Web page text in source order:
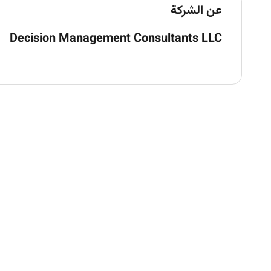
Product & Proposition Management:
operational strategy business objectives
structured research and internal feedback
عن الشركة
Decision Management Consultants LLC